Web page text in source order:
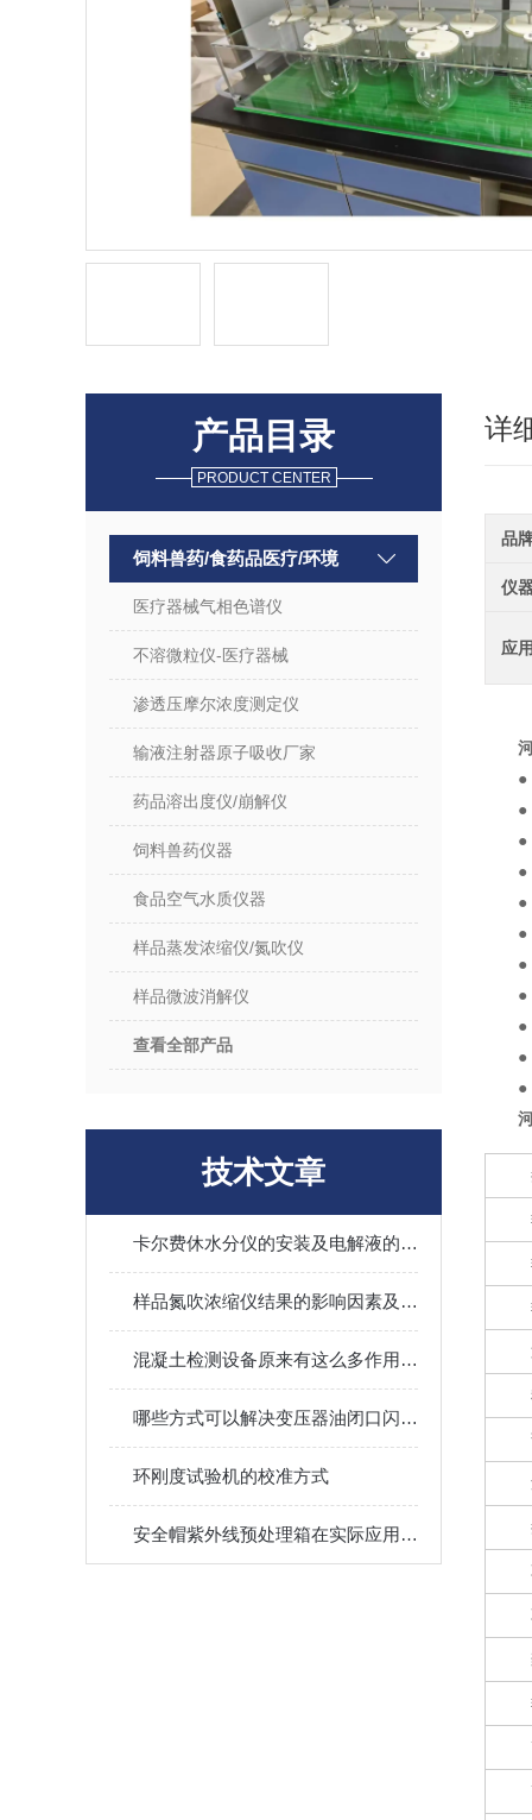
产品目录
PRODUCT CENTER
饲料兽药/食药品医疗/环境
医疗器械气相色谱仪
不溶微粒仪-医疗器械
渗透压摩尔浓度测定仪
输液注射器原子吸收厂家
药品溶出度仪/崩解仪
饲料兽药仪器
食品空气水质仪器
样品蒸发浓缩仪/氮吹仪
样品微波消解仪
查看全部产品
技术文章
卡尔费休水分仪的安装及电解液的注意事项
样品氮吹浓缩仪结果的影响因素及其调控
混凝土检测设备原来有这么多作用值得我们选择
哪些方式可以解决变压器油闭口闪点测定仪的故障
环刚度试验机的校准方式
安全帽紫外线预处理箱在实际应用中的应用场景
详
品
仪
应
●
●
●
●
●
●
●
●
●
●
●